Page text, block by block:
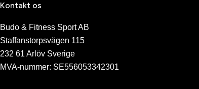
Kontakt os
Budo & Fitness Sport AB
Staffanstorpsvägen 115
232 61 Arlöv Sverige
MVA-nummer: SE556053342301